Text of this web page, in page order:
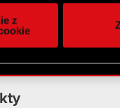
i analitycznym.
podczas
cookie.
z